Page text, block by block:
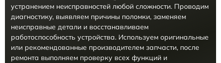
устранением неисправностей любой сложности. Проводим
диагностику, выявляем причины поломки, заменяем
неисправные детали и восстанавливаем
работоспособность устройства. Используем оригинальные
или рекомендованные производителем запчасти, после
ремонта выполняем проверку всех функций и